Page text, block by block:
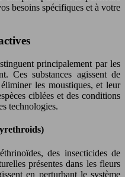
besoins spécifiques et à votre
principalement par les
Ces substances agissent de
les moustiques, et leur
ciblées et des conditions
technologies.
des insecticides de
présentes dans les fleurs
en perturbant le système